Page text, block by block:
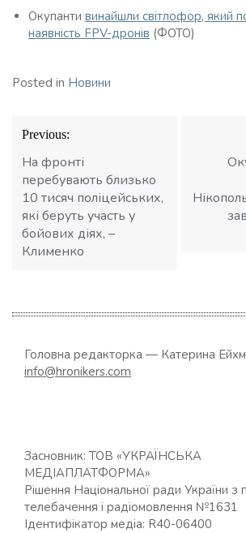
Окупанти винайшли світлофор, який
наявність FPV-дронів (ФОТО)
Posted in Новини
Навігація
записів
Previous:
На фронті
перебувають близько
10 тисяч поліцейських,
які беруть участь у
бойових діях, –
Клименко
Головна редакторка — Катерина
info@hronikers.com
Засновник: ТОВ «УКРАЇНСЬКА
МЕДІАПЛАТФОРМА»
Рішення Національної ради України з
телебачення і радіомовлення №1631
Ідентифікатор медіа: R40-06400